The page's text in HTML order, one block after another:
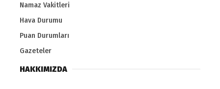
Namaz Vakitleri
Hava Durumu
Puan Durumları
Gazeteler
HAKKIMIZDA